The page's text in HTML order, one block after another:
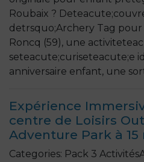
Roubaix ?
detrsquo;Archery Tag pour
Roncq (59), une
seteacute;curiseteacute;e
anniversaire enfant, une
Expérience
centre de Loisirs
Adventure Park à
Categories: Pack 3